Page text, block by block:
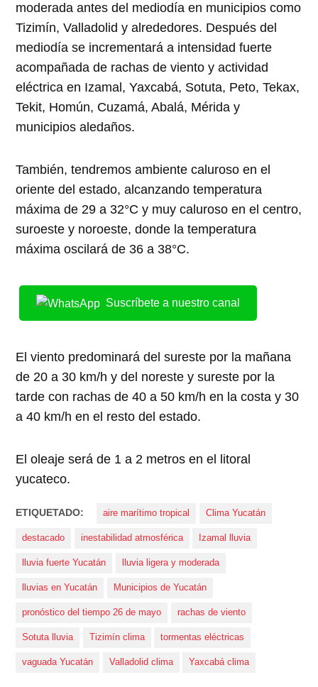
moderada antes del mediodía en municipios como
Tizimín, Valladolid y alrededores. Después del
mediodía se incrementará a intensidad fuerte
acompañada de rachas de viento y actividad
eléctrica en Izamal, Yaxcabá, Sotuta, Peto, Tekax,
Tekit, Homún, Cuzamá, Abalá, Mérida y
municipios aledaños.
También, tendremos ambiente caluroso en el
oriente del estado, alcanzando temperatura
máxima de 29 a 32°C y muy caluroso en el centro,
suroeste y noroeste, donde la temperatura
máxima oscilará de 36 a 38°C.
Suscríbete a nuestro canal
El viento predominará del sureste por la mañana
de 20 a 30 km/h y del noreste y sureste por la
tarde con rachas de 40 a 50 km/h en la costa y 30
a 40 km/h en el resto del estado.
El oleaje será de 1 a 2 metros en el litoral
yucateco.
ETIQUETADO: aire marítimo tropical Clima Yucatán
destacado inestabilidad atmosférica Izamal lluvia
lluvia fuerte Yucatán lluvia ligera y moderada
lluvias en Yucatán Municipios de Yucatán
pronóstico del tiempo 26 de mayo rachas de viento
Sotuta lluvia Tizimín clima tormentas eléctricas
vaguada Yucatán Valladolid clima Yaxcabá clima